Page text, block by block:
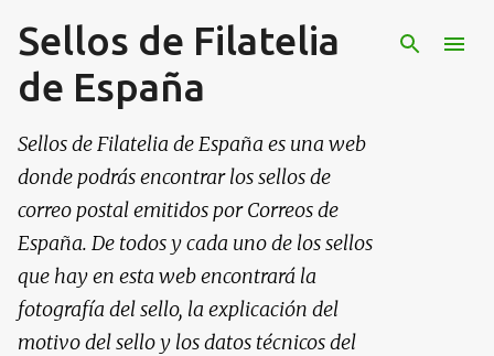
Ir al contenido principal
Sellos de Filatelia
de España
Sellos de Filatelia de España es una web
donde podrás encontrar los sellos de
correo postal emitidos por Correos de
España. De todos y cada uno de los sellos
que hay en esta web encontrará la
fotografía del sello, la explicación del
motivo del sello y los datos técnicos del